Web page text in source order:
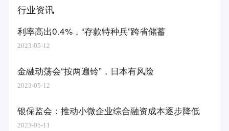
行业资讯
利率高出0.4%，“存款特种兵”跨省储蓄
2023-05-12
金融动荡会“按两遍铃”，日本有风险
2023-05-12
银保监会：推动小微企业综合融资成本逐步降低
2023-05-11